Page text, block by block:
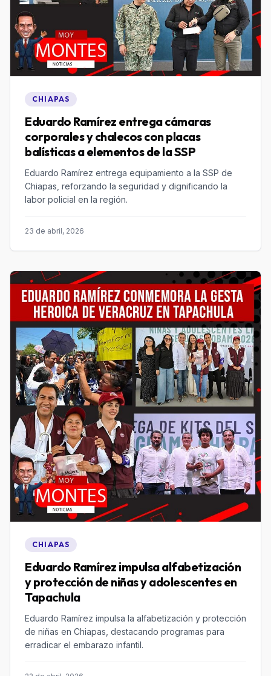
CHIAPAS
Eduardo Ramírez entrega cámaras
corporales y chalecos con placas
balísticas a elementos de la SSP
Eduardo Ramírez entrega equipamiento a la SSP de
Chiapas, reforzando la seguridad y dignificando la
labor policial en la región.
23 de abril, 2026
CHIAPAS
Eduardo Ramírez impulsa alfabetización
y protección de niñas y adolescentes en
Tapachula
Eduardo Ramírez impulsa la alfabetización y protección
de niñas en Chiapas, destacando programas para
erradicar el embarazo infantil.